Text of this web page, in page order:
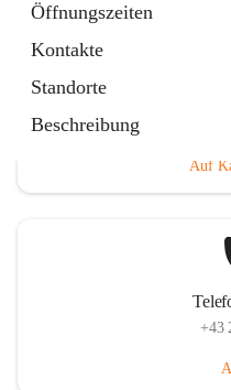
Öffnungszeiten
Kontakte
Standorte
Beschreibung
Auf
+43